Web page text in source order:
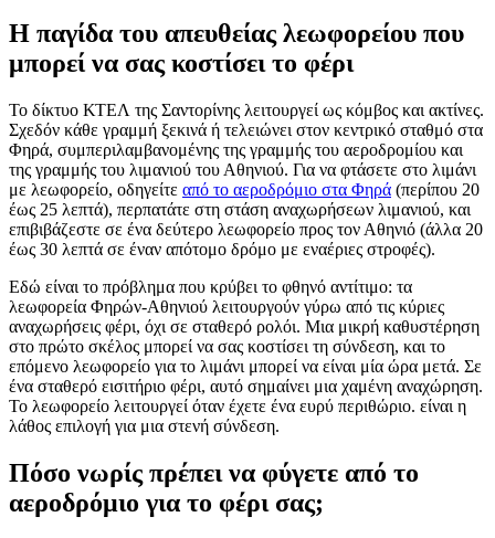
Η παγίδα του απευθείας λεωφορείου που
μπορεί να σας κοστίσει το φέρι
Το δίκτυο ΚΤΕΛ της Σαντορίνης λειτουργεί ως κόμβος και ακτίνες.
Σχεδόν κάθε γραμμή ξεκινά ή τελειώνει στον κεντρικό σταθμό στα
Φηρά, συμπεριλαμβανομένης της γραμμής του αεροδρομίου και
της γραμμής του λιμανιού του Αθηνιού. Για να φτάσετε στο λιμάνι
με λεωφορείο, οδηγείτε από το αεροδρόμιο στα Φηρά (περίπου 20
έως 25 λεπτά), περπατάτε στη στάση αναχωρήσεων λιμανιού, και
επιβιβάζεστε σε ένα δεύτερο λεωφορείο προς τον Αθηνιό (άλλα 20
έως 30 λεπτά σε έναν απότομο δρόμο με εναέριες στροφές).
Εδώ είναι το πρόβλημα που κρύβει το φθηνό αντίτιμο: τα
λεωφορεία Φηρών-Αθηνιού λειτουργούν γύρω από τις κύριες
αναχωρήσεις φέρι, όχι σε σταθερό ρολόι. Μια μικρή καθυστέρηση
στο πρώτο σκέλος μπορεί να σας κοστίσει τη σύνδεση, και το
επόμενο λεωφορείο για το λιμάνι μπορεί να είναι μία ώρα μετά. Σε
ένα σταθερό εισιτήριο φέρι, αυτό σημαίνει μια χαμένη αναχώρηση.
Το λεωφορείο λειτουργεί όταν έχετε ένα ευρύ περιθώριο. είναι η
λάθος επιλογή για μια στενή σύνδεση.
Πόσο νωρίς πρέπει να φύγετε από το
αεροδρόμιο για το φέρι σας;